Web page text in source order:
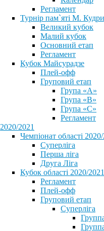
Регламент
Турнір пам`яті М.
Великий кубок
Малий кубок
Основний етап
Регламент
Кубок Майсурадзе
Плей-офф
Груповий етап
Група «А»
Група «B»
Група «C»
Регламент
2020/2021
Чемпіонат області 2020/
Суперліга
Перша ліга
Друга Ліга
Кубок області 2020/2021
Регламент
Плей-офф
Груповий етап
Суперліга